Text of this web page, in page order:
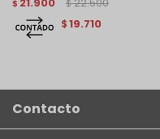
$ $
$19.710
Contacto